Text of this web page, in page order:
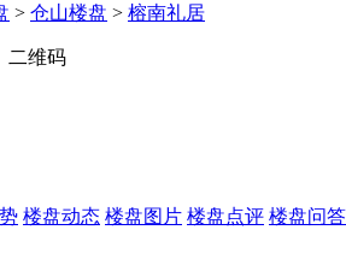
> 仓山楼盘 > 榕南礼居
楼盘动态 楼盘图片 楼盘点评 楼盘问答